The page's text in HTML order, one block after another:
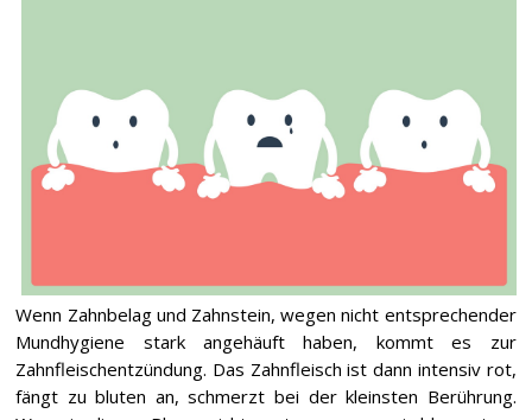
Wenn Zahnbelag und Zahnstein, wegen nicht entsprechender
Mundhygiene stark angehäuft haben, kommt es zur
Zahnfleischentzündung. Das Zahnfleisch ist dann intensiv rot,
fängt zu bluten an, schmerzt bei der kleinsten Berührung.